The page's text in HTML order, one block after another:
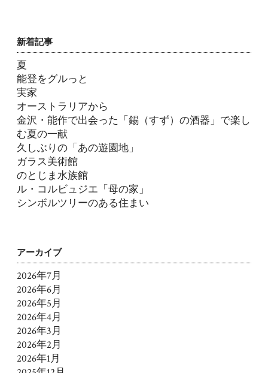
新着記事
夏
能登をグルっと
実家
オーストラリアから
金沢・能作で出会った「錫（すず）の酒器」で楽し
む夏の一献
久しぶりの「あの遊園地」
ガラス美術館
のとじま水族館
ル・コルビュジエ「母の家」
シンボルツリーのある住まい
アーカイブ
2026年7月
2026年6月
2026年5月
2026年4月
2026年3月
2026年2月
2026年1月